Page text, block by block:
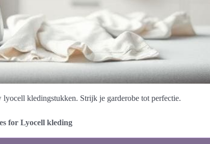
kledingstukken. Strijk je garderobe tot perfectie.
for Lyocell kleding